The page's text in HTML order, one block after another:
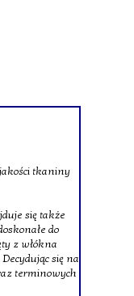
tkaniny
się także
do
się na